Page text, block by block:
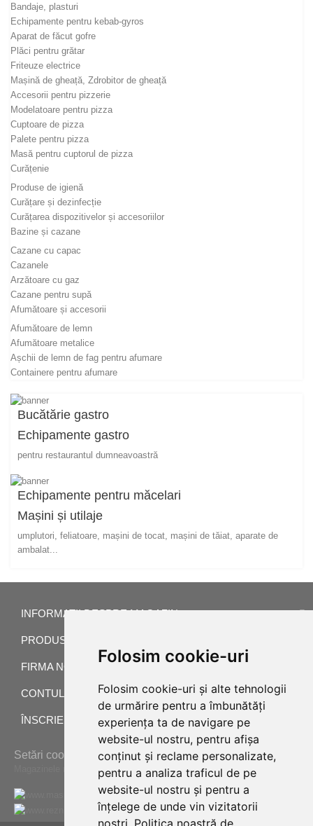
Folosim cookie-uri
Folosim cookie-uri și alte tehnologii
de urmărire pentru a îmbunătăți
experiența ta de navigare pe
website-ul nostru, pentru afișa
conținut și reclame personalizate,
pentru a analiza traficul de pe
website-ul nostru și pentru a
înțelege de unde vin vizitatorii
noștri. Politica noastră de
Bandaje, plasturi
Echipamente pentru kebab-gyros
Aparat de făcut gofre
Plăci pentru grătar
Friteuze electrice
Mașină de gheață, Zdrobitor de gheață
Accesorii pentru pizzerie
Modelatoare pentru pizza
Cuptoare de pizza
Palete pentru pizza
Masă pentru cuptorul de pizza
Curățenie
Produse de igienă
Curățare și dezinfecție
Curățarea dispozitivelor și accesoriilor
Bazine și cazane
Cazane cu capac
Cazanele
Arzătoare cu gaz
Cazane pentru supă
Afumătoare și accesorii
Afumătoare de lemn
Afumătoare metalice
Așchii de lemn de fag pentru afumare
Containere pentru afumare
Bucătărie gastro
Echipamente gastro
pentru restaurantul dumneavoastră
Echipamente pentru măcelari
Mașini și utilaje
umplutori, feliatoare, mașini de tocat, mașini de tăiat, aparate de
ambalat...
INFORMATII DESPRE MAGAZIN
PRODUSE
FIRMA NOASTRA
CONTUL TAU
ÎNSCRIERE LA NEWSLETTER
Setări cookie
Magazinele noastre online pentru străinătate:
www.masiarske-potreby.sk
www.reznickenaradi.cz